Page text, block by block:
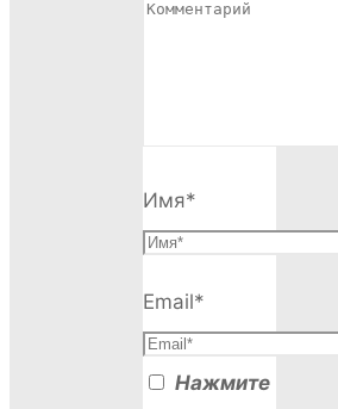
Имя*
Email*
Нажмите